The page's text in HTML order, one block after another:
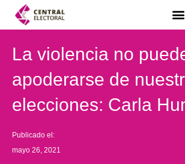
La violencia no
apoderarse de
elecciones: Carla
Publicado el:
mayo 26, 2021